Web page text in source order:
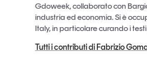
Gdoweek, collaborato con
industria ed economia. Si è
Italy, in particolare curando i
Tutti i contributi di Fabrizio